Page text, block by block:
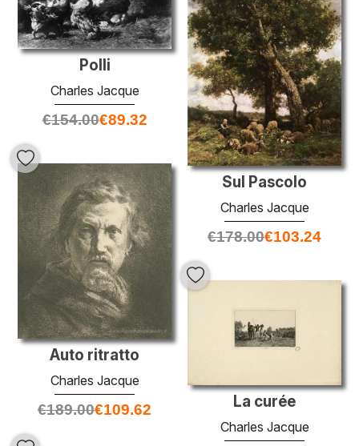
Polli
Charles Jacque
€154.00€89.32
Sul Pascolo
Charles Jacque
€178.00€103.24
Auto ritratto
Charles Jacque
€189.00€109.62 La curée
Charles Jacque